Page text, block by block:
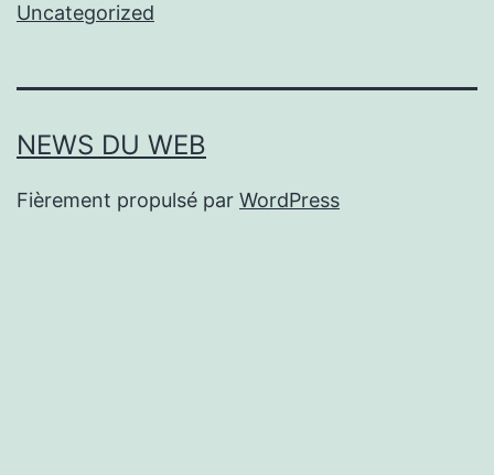
Uncategorized
NEWS DU WEB
Fièrement propulsé par WordPress